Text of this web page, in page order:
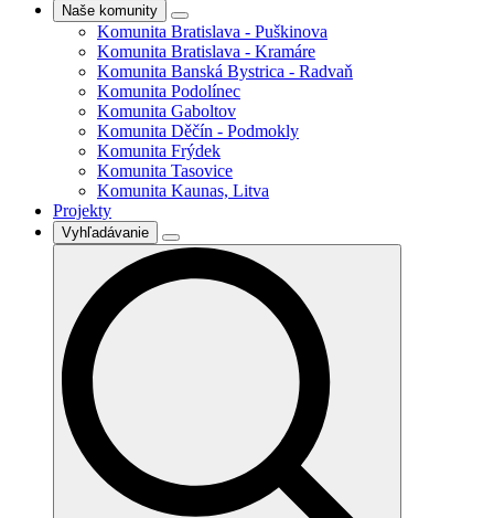
Naše komunity
Komunita Bratislava - Puškinova
Komunita Bratislava - Kramáre
Komunita Banská Bystrica - Radvaň
Komunita Podolínec
Komunita Gaboltov
Komunita Děčín - Podmokly
Komunita Frýdek
Komunita Tasovice
Komunita Kaunas, Litva
Projekty
Vyhľadávanie
Search